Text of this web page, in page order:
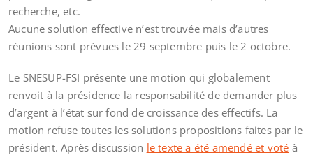
recherche, etc.
Aucune solution effective n’est trouvée mais d’autres
réunions sont prévues le 29 septembre puis le 2 octobre.
Le SNESUP-FSI présente une motion qui globalement
renvoit à la présidence la responsabilité de demander plus
d’argent à l’état sur fond de croissance des effectifs. La
motion refuse toutes les solutions propositions faites par le
président. Après discussion le texte a été amendé et voté à